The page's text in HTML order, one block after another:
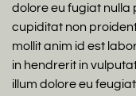
dolore eu fugiat
cupiditat non
mollit anim id est
in hendrerit in
illum dolore eu